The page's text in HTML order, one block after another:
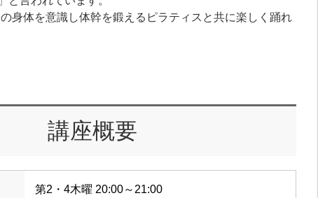
身体を意識し体幹を鍛えるピラティスと共に楽しく踊れ
講座概要
第2・4木曜 20:00～21:00